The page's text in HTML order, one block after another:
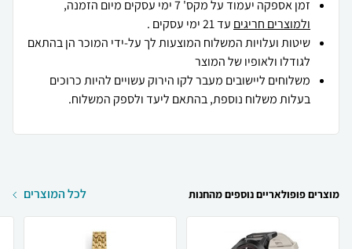
זמן אספקה יעמוד על מקס' 7 ימי עסקים מיום הזמנה,
ולמוצרים חריגים עד 21 ימי עסקים .
שיטות ועלויות המשלוח המוצעות לך על-ידי המוכר הן בהתאם
לגודלו ולאופיו של המוצר
משלוחים ליישובים מעבר לקו הירוק עשויים להיות כרוכים
בעלות משלוח נוספת, בהתאם ליעד ולספק המשלוח.
מוצרים פופולאריים נוספים מהחנות לכל המוצרים